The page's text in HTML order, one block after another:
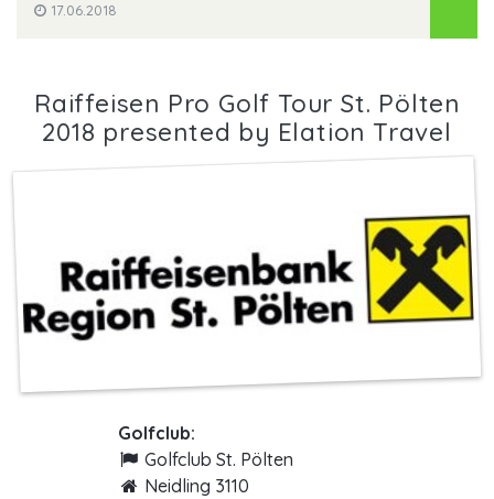
17.06.2018
Raiffeisen Pro Golf Tour St. Pölten
2018 presented by Elation Travel
Golfclub:
Golfclub St. Pölten
Neidling 3110